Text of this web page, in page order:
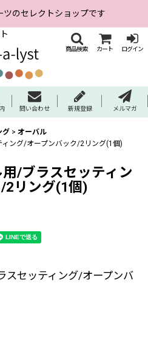
ツのセレクトショップです
商品検索 カート ログイン
問い合わせ 新規登録 メルマガ
グ > オーバル
ング/オープンバック/2リング(1個)
/ブラスセッティン
2リング(1個)
スセッティング/オープンバ